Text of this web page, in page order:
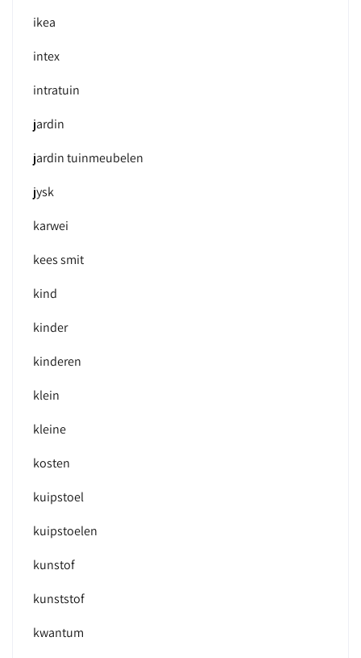
ikea
intex
intratuin
jardin
jardin tuinmeubelen
jysk
karwei
kees smit
kind
kinder
kinderen
klein
kleine
kosten
kuipstoel
kuipstoelen
kunstof
kunststof
kwantum